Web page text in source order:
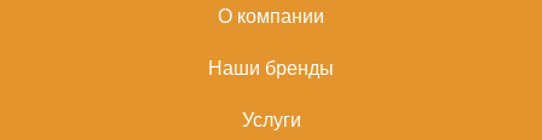
О компании
Наши бренды
Услуги